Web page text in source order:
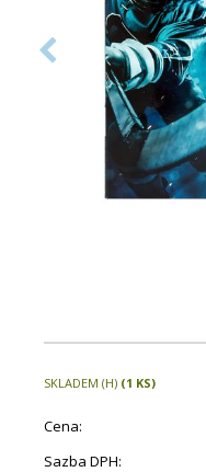
SKLADEM (H) (1 KS)
Cena:
Sazba DPH: